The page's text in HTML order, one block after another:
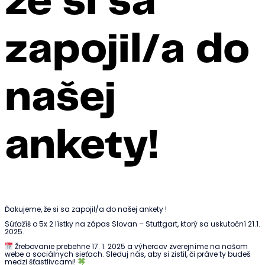
zapojil/a do
našej
ankety!
Ďakujeme, že si sa zapojil/a do našej ankety !
Súťažíš o 5x 2 lístky na zápas Slovan – Stuttgart, ktorý sa uskutoční 21.1.
2025.
Žrebovanie prebehne 17. 1. 2025 a výhercov zverejníme na našom
webe a sociálnych sieťach. Sleduj nás, aby si zistil, či práve ty budeš
medzi šťastlivcami!